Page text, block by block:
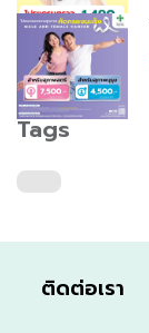
Tags
ติดต่อเรา